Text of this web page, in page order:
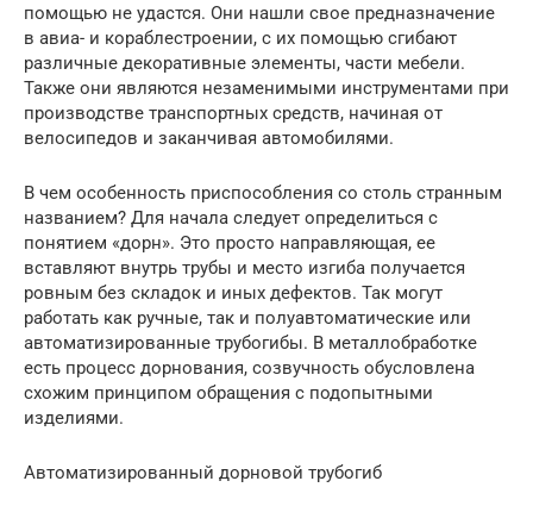
помощью не удастся. Они нашли свое предназначение
в авиа- и кораблестроении, с их помощью сгибают
различные декоративные элементы, части мебели.
Также они являются незаменимыми инструментами при
производстве транспортных средств, начиная от
велосипедов и заканчивая автомобилями.
В чем особенность приспособления со столь странным
названием? Для начала следует определиться с
понятием «дорн». Это просто направляющая, ее
вставляют внутрь трубы и место изгиба получается
ровным без складок и иных дефектов. Так могут
работать как ручные, так и полуавтоматические или
автоматизированные трубогибы. В металлобработке
есть процесс дорнования, созвучность обусловлена
схожим принципом обращения с подопытными
изделиями.
Автоматизированный дорновой трубогиб